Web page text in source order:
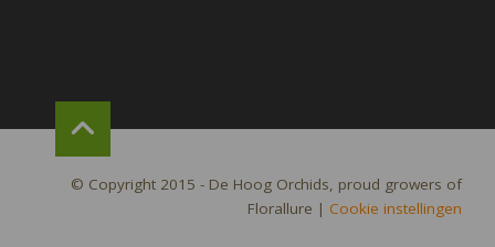
© Copyright 2015 - De Hoog Orchids, proud growers of
Florallure | Cookie instellingen